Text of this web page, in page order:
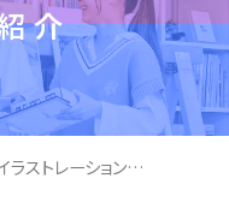
介
恋愛脳 / イラストレーション学科キャラクター専攻